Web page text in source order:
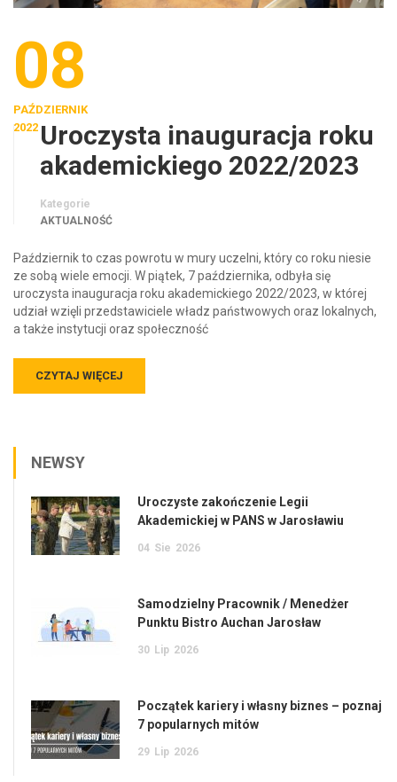
08
PAŹDZIERNIK
2022 Uroczysta inauguracja roku
akademickiego 2022/2023
Kategorie
AKTUALNOŚĆ
Październik to czas powrotu w mury uczelni, który co roku niesie
ze sobą wiele emocji. W piątek, 7 października, odbyła się
uroczysta inauguracja roku akademickiego 2022/2023, w której
udział wzięli przedstawiciele władz państwowych oraz lokalnych,
a także instytucji oraz społeczność
CZYTAJ WIĘCEJ
NEWSY
Uroczyste zakończenie Legii
Akademickiej w PANS w Jarosławiu
04 Sie 2026
Samodzielny Pracownik / Menedżer
Punktu Bistro Auchan Jarosław
30 Lip 2026
Początek kariery i własny biznes – poznaj
7 popularnych mitów
29 Lip 2026